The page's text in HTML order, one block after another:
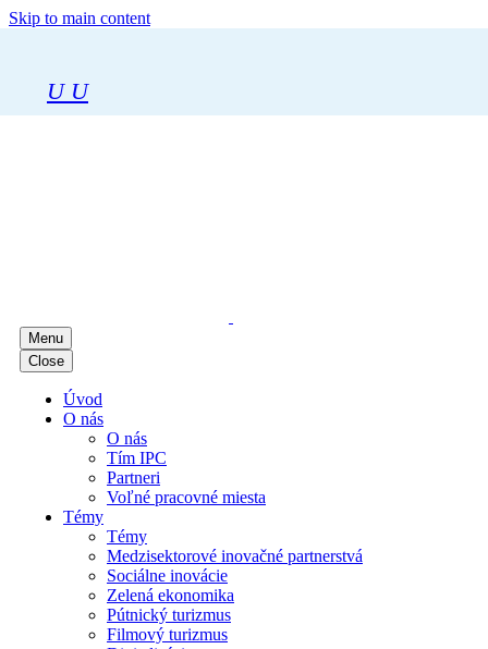
Skip to main content
U U
Menu
Close
Úvod
O nás
O nás
Tím IPC
Partneri
Voľné pracovné miesta
Témy
Témy
Medzisektorové inovačné partnerstvá
Sociálne inovácie
Zelená ekonomika
Pútnický turizmus
Filmový turizmus